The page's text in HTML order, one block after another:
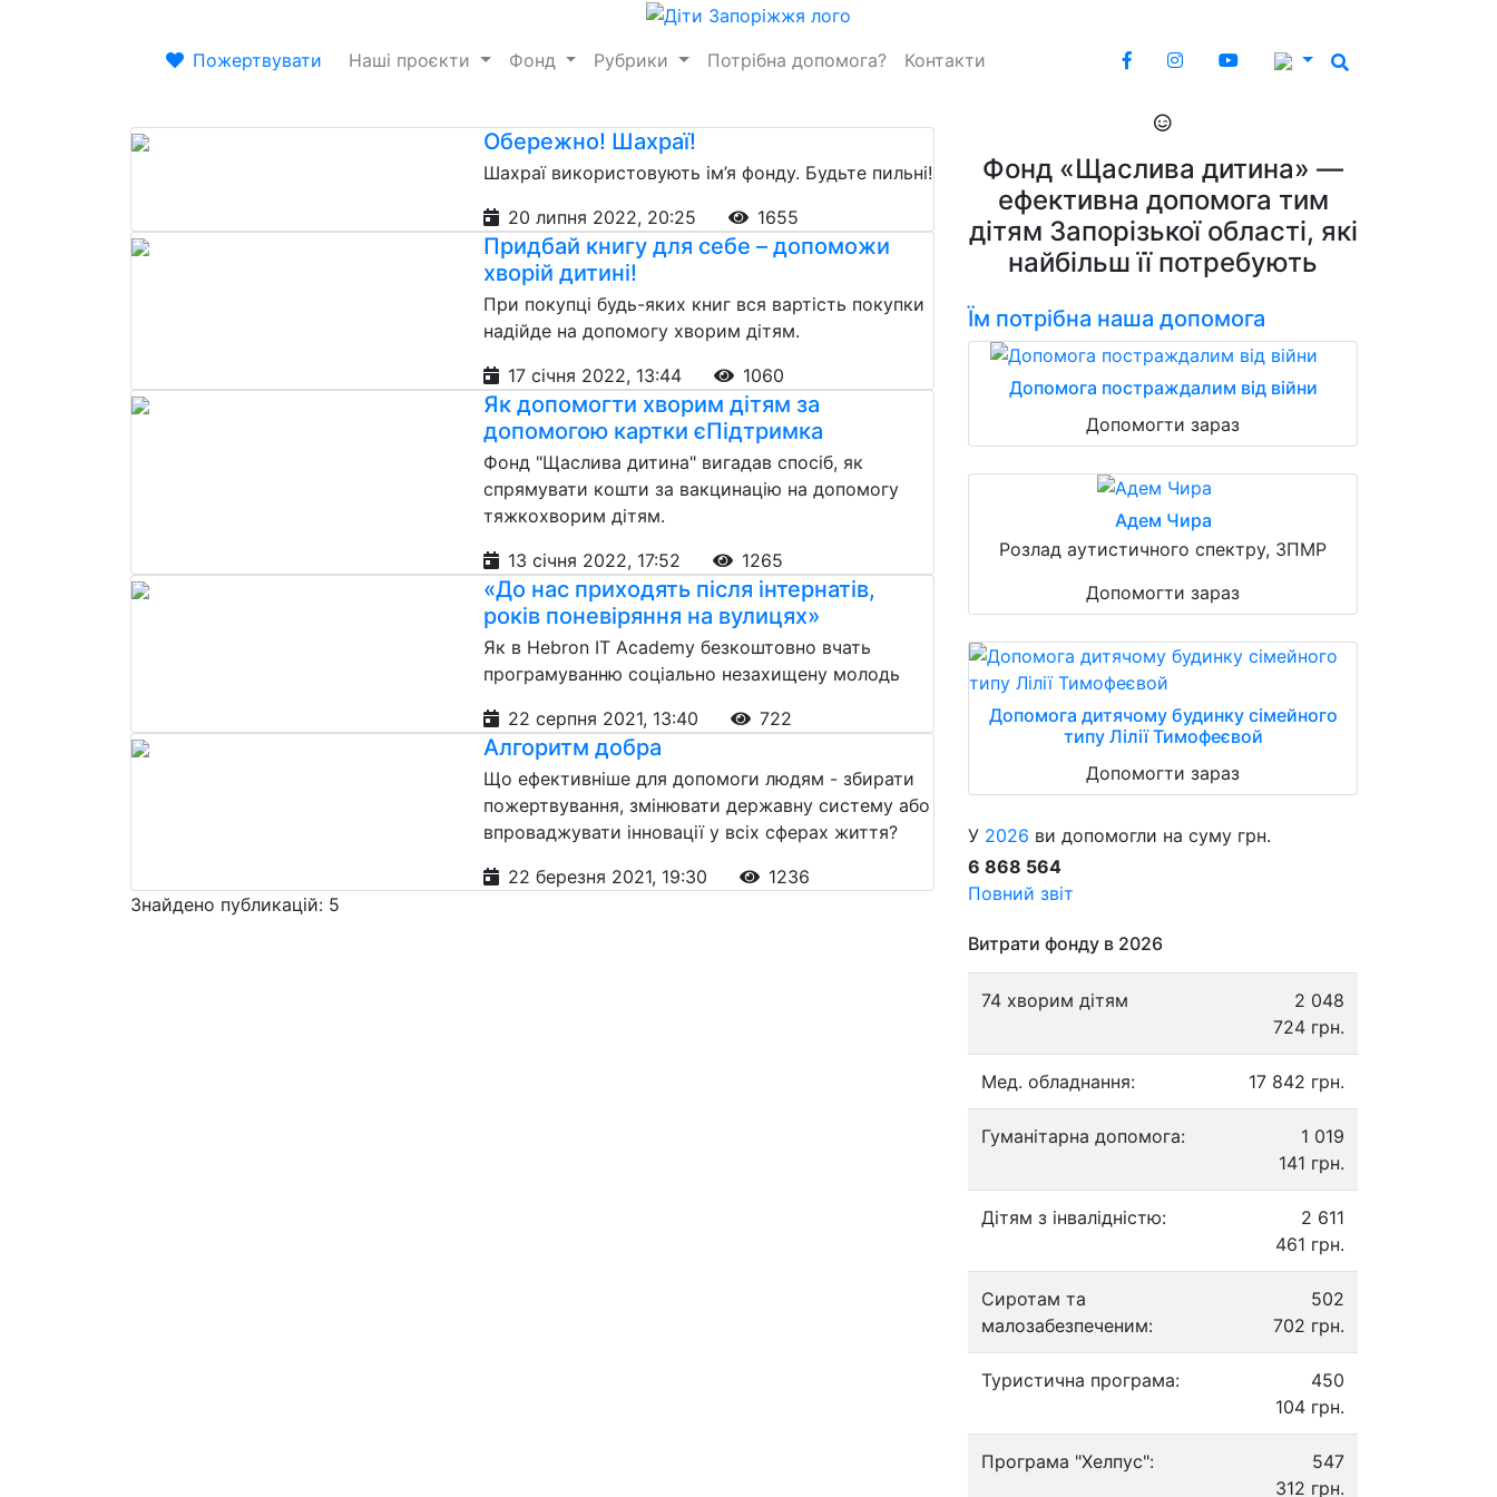
Пожертвувати Наші проєкти Фонд Рубрики Потрібна допомога? Контакти
Обережно! Шахраї!
Шахраї використовують ім’я фонду. Будьте пильні!
20 липня 2022, 20:25
1655
Придбай книгу для себе – допоможи
хворій дитині!
При покупці будь-яких книг вся вартість покупки
надійде на допомогу хворим дітям.
17 січня 2022, 13:44
1060
Як допомогти хворим дітям за
допомогою картки єПідтримка
Фонд "Щаслива дитина" вигадав спосіб, як
спрямувати кошти за вакцинацію на допомогу
тяжкохворим дітям.
13 січня 2022, 17:52
1265
«До нас приходять після інтернатів,
років поневіряння на вулицях»
Як в Hebron IT Academy безкоштовно вчать
програмуванню соціально незахищену молодь
22 серпня 2021, 13:40
722
Алгоритм добра
Що ефективніше для допомоги людям - збирати
пожертвування, змінювати державну систему або
впроваджувати інновації у всіх сферах життя?
22 березня 2021, 19:30
1236
Знайдено публикацій: 5
Фонд «Щаслива дитина» —
ефективна допомога тим
дітям Запорізької області, які
найбільш її потребують
Їм потрібна наша допомога
Допомога постраждалим від війни
Допомогти зараз
Адем Чира
Розлад аутистичного спектру, ЗПМР
Допомогти зараз
Допомога дитячому будинку сімейного
типу Лілії Тимофеєвой
Допомогти зараз
У 2026 ви допомогли на суму грн.
6 868 564
Повний звіт
Витрати фонду в 2026
74 хворим дітям
2 048
724 грн.
Мед. обладнання: 17 842 грн.
Гуманітарна допомога:
1 019
141 грн.
Дітям з інвалідністю:
2 611
461 грн.
Сиротам та
малозабезпеченим:
502
702 грн.
Туристична програма:
450
104 грн.
Програма "Хелпус":
547
312 грн.